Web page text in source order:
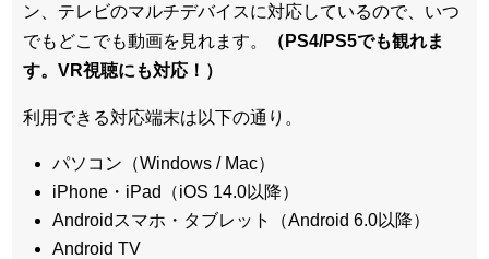
ン、テレビのマルチデバイスに対応しているので、いつ
でもどこでも動画を見れます。
（PS4/PS5でも観れま
す。VR視聴にも対応！）
利用できる対応端末は以下の通り。
パソコン（Windows / Mac）
iPhone・iPad（iOS 14.0以降）
Androidスマホ・タブレット（Android 6.0以降）
Android TV